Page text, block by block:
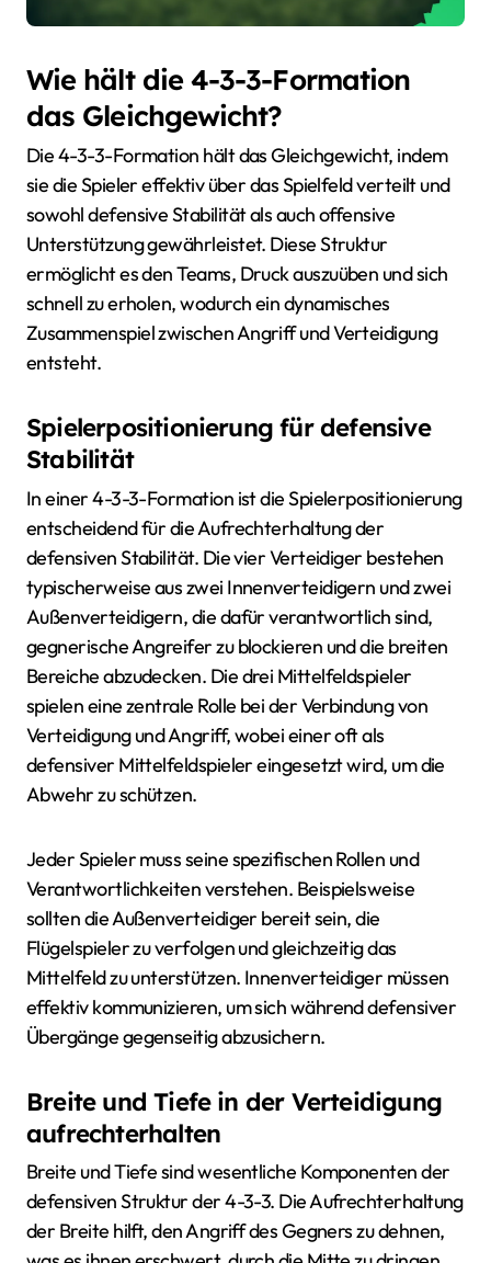
Wie hält die 4-3-3-Formation
das Gleichgewicht?
Die 4-3-3-Formation hält das Gleichgewicht, indem
sie die Spieler effektiv über das Spielfeld verteilt und
sowohl defensive Stabilität als auch offensive
Unterstützung gewährleistet. Diese Struktur
ermöglicht es den Teams, Druck auszuüben und sich
schnell zu erholen, wodurch ein dynamisches
Zusammenspiel zwischen Angriff und Verteidigung
entsteht.
Spielerpositionierung für defensive
Stabilität
In einer 4-3-3-Formation ist die Spielerpositionierung
entscheidend für die Aufrechterhaltung der
defensiven Stabilität. Die vier Verteidiger bestehen
typischerweise aus zwei Innenverteidigern und zwei
Außenverteidigern, die dafür verantwortlich sind,
gegnerische Angreifer zu blockieren und die breiten
Bereiche abzudecken. Die drei Mittelfeldspieler
spielen eine zentrale Rolle bei der Verbindung von
Verteidigung und Angriff, wobei einer oft als
defensiver Mittelfeldspieler eingesetzt wird, um die
Abwehr zu schützen.
Jeder Spieler muss seine spezifischen Rollen und
Verantwortlichkeiten verstehen. Beispielsweise
sollten die Außenverteidiger bereit sein, die
Flügelspieler zu verfolgen und gleichzeitig das
Mittelfeld zu unterstützen. Innenverteidiger müssen
effektiv kommunizieren, um sich während defensiver
Übergänge gegenseitig abzusichern.
Breite und Tiefe in der Verteidigung
aufrechterhalten
Breite und Tiefe sind wesentliche Komponenten der
defensiven Struktur der 4-3-3. Die Aufrechterhaltung
der Breite hilft, den Angriff des Gegners zu dehnen,